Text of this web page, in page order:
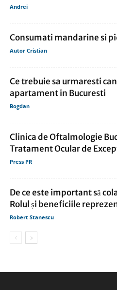
Andrei
Consumati mandarine si
Autor Cristian
Ce trebuie sa urmaresti
apartament in Bucuresti
Bogdan
Clinica de Oftalmologie
Tratament Ocular de
Press PR
De ce este important să
Rolul și beneficiile
Robert Stanescu